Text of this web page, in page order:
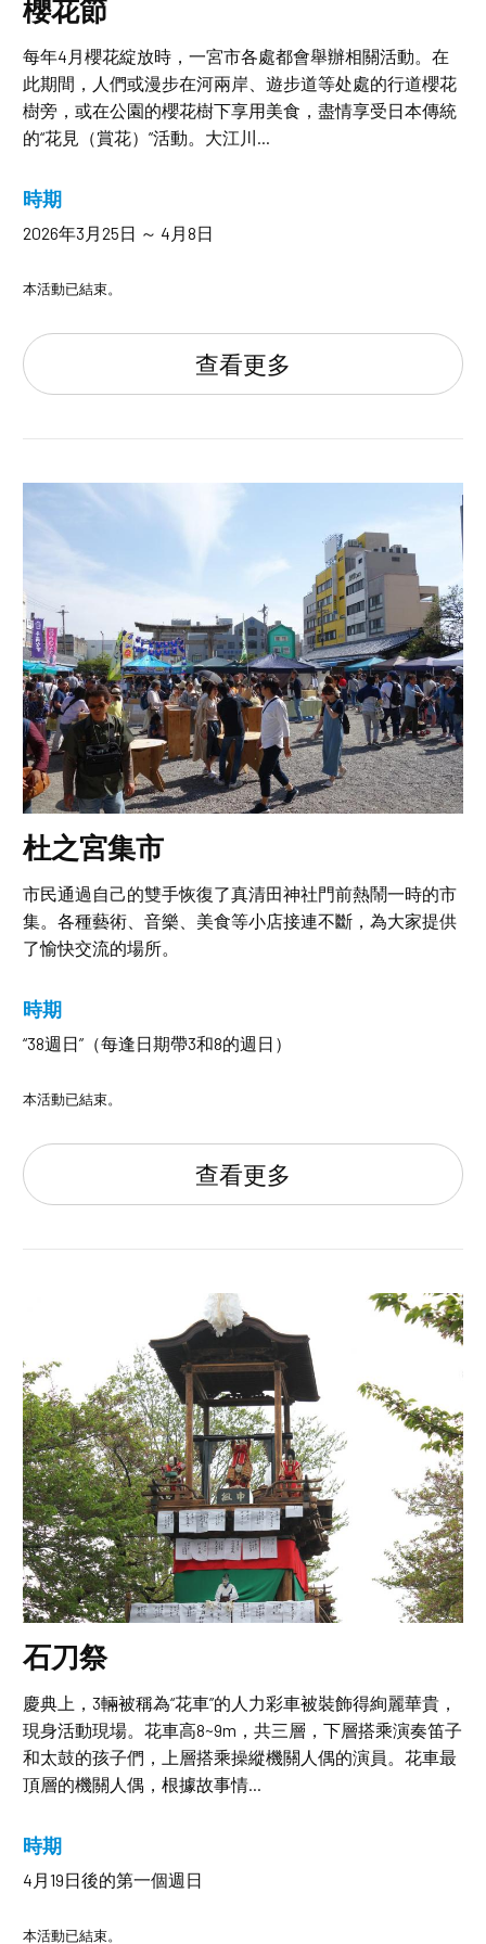
櫻花節
每年4月櫻花綻放時，一宮市各處都會舉辦相關活動。在
此期間，人們或漫步在河兩岸、遊步道等处處的行道櫻花
樹旁，或在公園的櫻花樹下享用美食，盡情享受日本傳統
的“花見（賞花）”活動。大江川...
時期
2026年3月25日 ～ 4月8日
本活動已結束。
查看更多
杜之宮集市
市民通過自己的雙手恢復了真清田神社門前熱鬧一時的市
集。各種藝術、音樂、美食等小店接連不斷，為大家提供
了愉快交流的場所。
時期
“38週日”（每逢日期帶3和8的週日）
本活動已結束。
查看更多
石刀祭
慶典上，3輛被稱為“花車”的人力彩車被裝飾得絢麗華貴，
現身活動現場。花車高8~9m，共三層，下層搭乘演奏笛子
和太鼓的孩子們，上層搭乘操縱機關人偶的演員。花車最
頂層的機關人偶，根據故事情...
時期
4月19日後的第一個週日
本活動已結束。